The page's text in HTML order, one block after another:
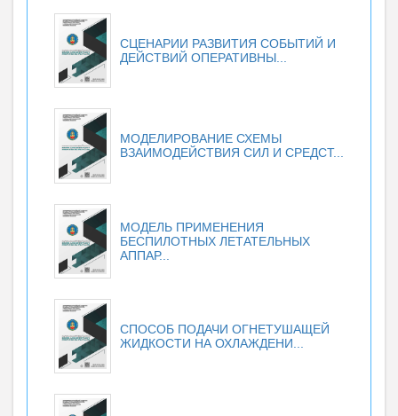
СЦЕНАРИИ РАЗВИТИЯ СОБЫТИЙ И
ДЕЙСТВИЙ ОПЕРАТИВНЫ...
МОДЕЛИРОВАНИЕ СХЕМЫ
ВЗАИМОДЕЙСТВИЯ СИЛ И СРЕДСТ...
МОДЕЛЬ ПРИМЕНЕНИЯ
БЕСПИЛОТНЫХ ЛЕТАТЕЛЬНЫХ
АППАР...
СПОСОБ ПОДАЧИ ОГНЕТУШАЩЕЙ
ЖИДКОСТИ НА ОХЛАЖДЕНИ...